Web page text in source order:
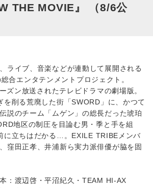
THE MOVIE』 （8/6公
ライブ、音楽などが連動して展開される
合エンタテンメントプロジェクト。
ズン放送されたテレビドラマの劇場版。
を削る荒廃した街「SWORD」に、かつて
説のチーム「ムゲン」の総長だった琥珀
地区の制圧を目論む男・季と手を組
に立ちはだかる…。EXILE TRIBEメンバ
窪田正孝、井浦新ら実力派俳優が脇を固
：渡辺啓・平沼紀久・TEAM HI-AX